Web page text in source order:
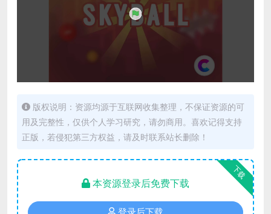
版权说明：资源均源于互联网收集整理，不保证资源的可
用及完整性，仅供个人学习研究，请勿商用。喜欢记得支持
正版，若侵犯第三方权益，请及时联系站长删除！
下载
本资源登录后免费下载